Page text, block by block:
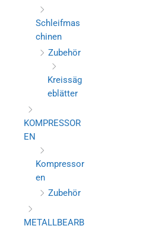
Schleifmas
chinen
Zubehör
Kreissäg
eblätter
KOMPRESSOR
EN
Kompressor
en
Zubehör
METALLBEARB